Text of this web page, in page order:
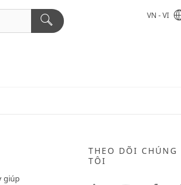
VN - VI
giúp
THEO DÕI CHÚNG
TÔI